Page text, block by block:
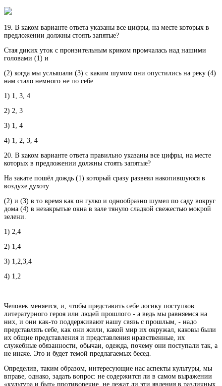
19. В каком варианте ответа указаны все цифры, на месте которых в
предложении должны стоять запятые?
Стая диких уток с пронзительным криком промчалась над нашими
головами (1) и
(2) когда мы услышали (3) с каким шумом они опустились на реку (4)
нам стало немного не по себе.
1) 1, 3, 4
2) 2, 3
3) 1, 4
4) 1, 2, 3, 4
20. В каком варианте ответа правильно указаны все цифры, на месте
которых в предложении должны стоять запятые?
На закате пошёл дождь (1) который сразу развеял накопившуюся в
воздухе духоту
(2) и (3) в то время как он гулко и однообразно шумел по саду вокруг
дома (4) в незакрытые окна в зале тянуло сладкой свежестью мокрой
зелени.
1) 2,4
2) 1,4
3) 1,2,3,4
4) 1,2
Человек меняется, и, чтобы представить себе логику поступков
литературного героя или людей прошлого - а ведь мы равняемся на
них, и они как-то поддерживают нашу связь с прошлым, - надо
представлять себе, как они жили, какой мир их окружал, каковы были
их общие представления и представления нравственные, их
служебные обязанности, обычаи, одежда, почему они поступали так, а
не иначе. Это и будет темой предлагаемых бесед.
Определив, таким образом, интересующие нас аспекты культуры, мы
вправе, однако, задать вопрос: не содержится ли в самом выражении
«культура и быт» противоречие, не лежат ли эти явления в различных